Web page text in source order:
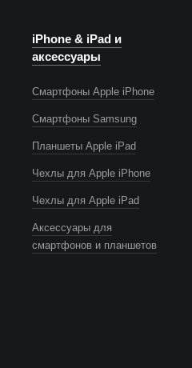
iPhone & iPad и
аксессуары
Смартфоны Apple iPhone
Смартфоны Samsung
Планшеты Apple iPad
Чехлы для Apple iPhone
Чехлы для Apple iPad
Аксессуары для
смартфонов и планшетов